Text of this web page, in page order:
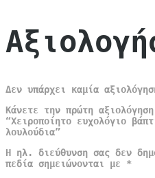
Δεν υπάρχει καμία
Κάνετε την πρώτη
“Χειροποίητο ευχολόγιο
λουλούδια”
Η ηλ. διεύθυνση σας δεν
πεδία σημειώνονται με *